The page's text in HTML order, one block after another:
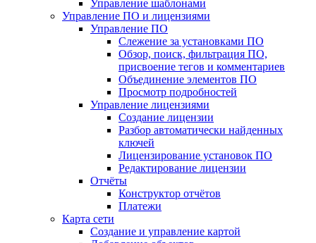
Управление шаблонами
Управление ПО и лицензиями
Управление ПО
Слежение за установками ПО
Обзор, поиск, фильтрация ПО,
присвоение тегов и комментариев
Объединение элементов ПО
Просмотр подробностей
Управление лицензиями
Создание лицензии
Разбор автоматически найденных
ключей
Лицензирование установок ПО
Редактирование лицензии
Отчёты
Конструктор отчётов
Платежи
Карта сети
Создание и управление картой